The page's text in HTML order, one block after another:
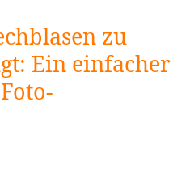
zu
Ein einfacher